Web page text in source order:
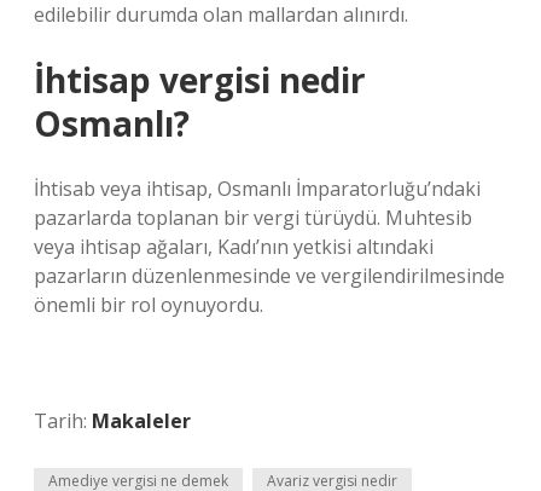
edilebilir durumda olan mallardan alınırdı.
İhtisap vergisi nedir
Osmanlı?
İhtisab veya ihtisap, Osmanlı İmparatorluğu’ndaki
pazarlarda toplanan bir vergi türüydü. Muhtesib
veya ihtisap ağaları, Kadı’nın yetkisi altındaki
pazarların düzenlenmesinde ve vergilendirilmesinde
önemli bir rol oynuyordu.
Tarih: Makaleler
Amediye vergisi ne demek Avariz vergisi nedir